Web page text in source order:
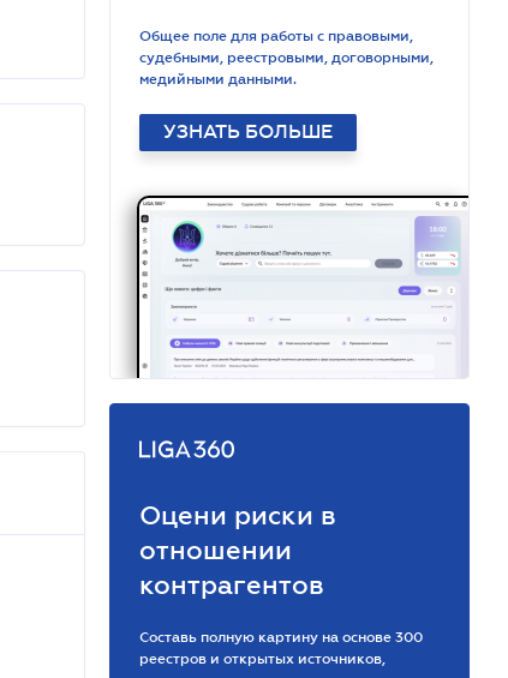
Общее поле для работы с правовыми,
судебными, реестровыми, договорными,
медийными данными.
УЗНАТЬ БОЛЬШЕ
Оцени риски в
отношении
контрагентов
Составь полную картину на основе 300
реестров и открытых источников,